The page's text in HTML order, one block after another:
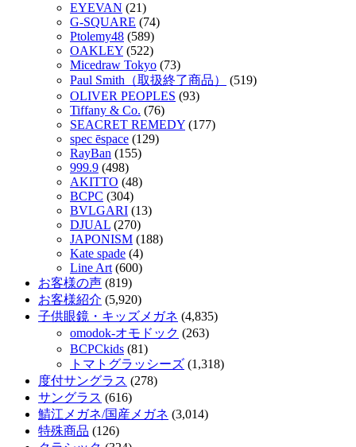
EYEVAN (21)
G-SQUARE (74)
Ptolemy48 (589)
OAKLEY (522)
Micedraw Tokyo (73)
Paul Smith（取扱終了商品）
(519)
OLIVER PEOPLES (93)
Tiffany & Co. (76)
SEACRET REMEDY (177)
spec ēspace (129)
RayBan (155)
999.9 (498)
AKITTO (48)
BCPC (304)
BVLGARI (13)
DJUAL (270)
JAPONISM (188)
Kate spade (4)
Line Art (600)
お客様の声 (819)
お客様紹介 (5,920)
子供眼鏡・キッズメガネ (4,835)
omodok-オモドック (263)
BCPCkids (81)
トマトグラッシーズ (1,318)
度付サングラス (278)
サングラス (616)
鯖江メガネ/国産メガネ (3,014)
特殊商品 (126)